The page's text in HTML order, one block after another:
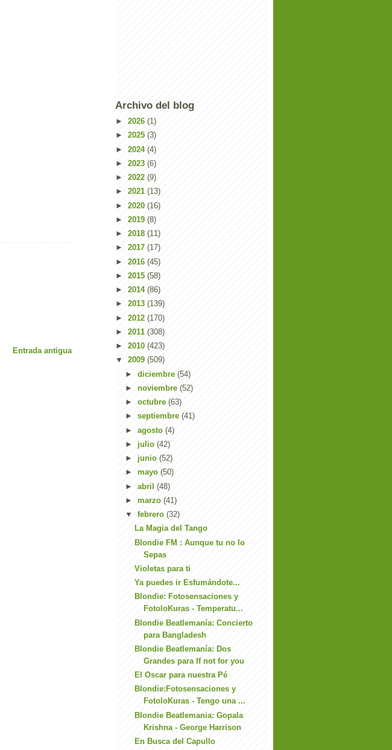
Entrada antigua
Archivo del blog
► 2026 (1)
► 2025 (3)
► 2024 (4)
► 2023 (6)
► 2022 (9)
► 2021 (13)
► 2020 (16)
► 2019 (8)
► 2018 (11)
► 2017 (17)
► 2016 (45)
► 2015 (58)
► 2014 (86)
► 2013 (139)
► 2012 (170)
► 2011 (308)
► 2010 (423)
▼ 2009 (509)
► diciembre (54)
► noviembre (52)
► octubre (63)
► septiembre (41)
► agosto (4)
► julio (42)
► junio (52)
► mayo (50)
► abril (48)
► marzo (41)
▼ febrero (32)
La Magia del Tango
Blondie FM : Aunque tu no lo
Sepas
Violetas para ti
Ya puedes ir Esfumándote...
Blondie: Fotosensaciones y
FotoloKuras - Temperatu...
Blondie Beatlemanía: Concierto
para Bangladesh
Blondie Beatlemanía: Dos
Grandes para If not for you
El Oscar para nuestra Pé
Blondie:Fotosensaciones y
FotoloKuras - Tengo una ...
Blondie Beatlemania: Gopala
Krishna - George Harrison
En Busca del Capullo